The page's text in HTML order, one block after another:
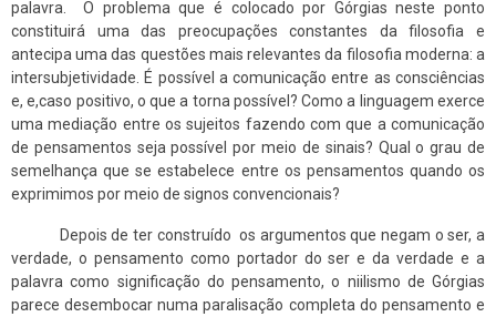
palavra. O problema que é colocado por Górgias neste ponto
constituirá uma das preocupações constantes da filosofia e
antecipa uma das questões mais relevantes da filosofia moderna: a
intersubjetividade. É possível a comunicação entre as consciências
e, e,caso positivo, o que a torna possível? Como a linguagem exerce
uma mediação entre os sujeitos fazendo com que a comunicação
de pensamentos seja possível por meio de sinais? Qual o grau de
semelhança que se estabelece entre os pensamentos quando os
exprimimos por meio de signos convencionais?
Depois de ter construído os argumentos que negam o ser, a
verdade, o pensamento como portador do ser e da verdade e a
palavra como significação do pensamento, o niilismo de Górgias
parece desembocar numa paralisação completa do pensamento e